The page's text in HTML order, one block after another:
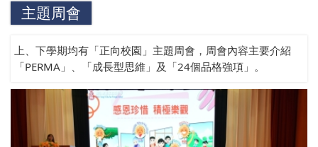
主題周會
上、下學期均有「正向校園」主題周會，周會內容主要介紹
「PERMA」、「成長型思維」及「24個品格強項」。